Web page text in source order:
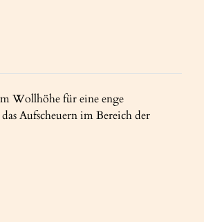
Wollhöhe für eine enge
Aufscheuern im Bereich der